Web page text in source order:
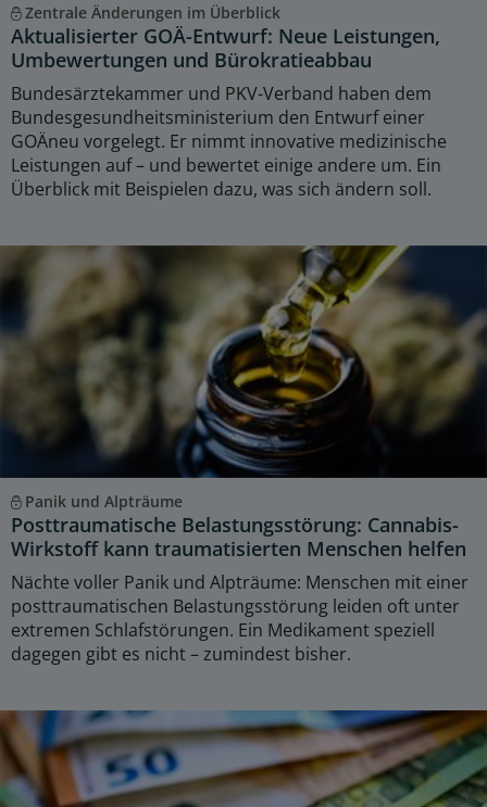
Zentrale Änderungen im Überblick
Aktualisierter GOÄ-Entwurf: Neue Leistungen,
Umbewertungen und Bürokratieabbau
Bundesärztekammer und PKV-Verband haben dem
Bundesgesundheitsministerium den Entwurf einer
GOÄneu vorgelegt. Er nimmt innovative medizinische
Leistungen auf – und bewertet einige andere um. Ein
Überblick mit Beispielen dazu, was sich ändern soll.
Panik und Alpträume
Posttraumatische Belastungsstörung: Cannabis-
Wirkstoff kann traumatisierten Menschen helfen
Nächte voller Panik und Alpträume: Menschen mit einer
posttraumatischen Belastungsstörung leiden oft unter
extremen Schlafstörungen. Ein Medikament speziell
dagegen gibt es nicht – zumindest bisher.